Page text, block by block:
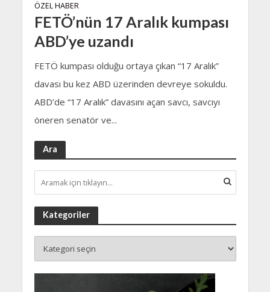
ÖZEL HABER
FETÖ’nün 17 Aralık kumpası
ABD’ye uzandı
FETÖ kumpası olduğu ortaya çıkan “17 Aralık”
davası bu kez ABD üzerinden devreye sokuldu.
ABD’de “17 Aralık” davasını açan savcı, savcıyı
öneren senatör ve...
Ara
Kategoriler